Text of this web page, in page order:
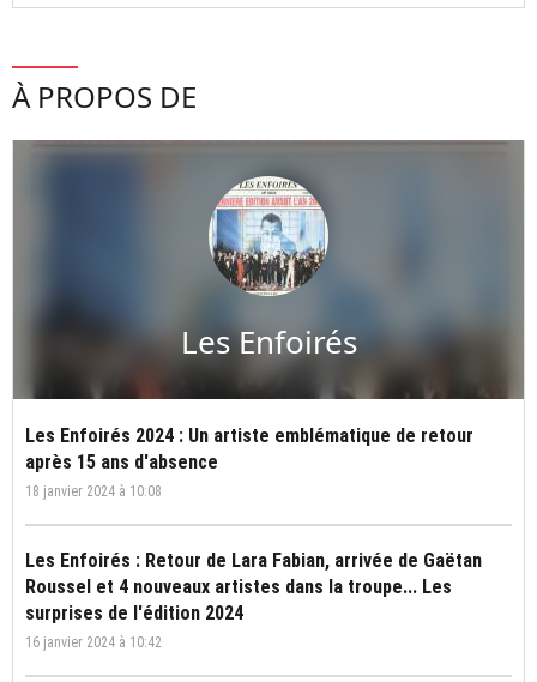
À PROPOS DE
Les Enfoirés
Les Enfoirés 2024 : Un artiste emblématique de retour
après 15 ans d'absence
18 janvier 2024 à 10:08
Les Enfoirés : Retour de Lara Fabian, arrivée de Gaëtan
Roussel et 4 nouveaux artistes dans la troupe... Les
surprises de l'édition 2024
16 janvier 2024 à 10:42